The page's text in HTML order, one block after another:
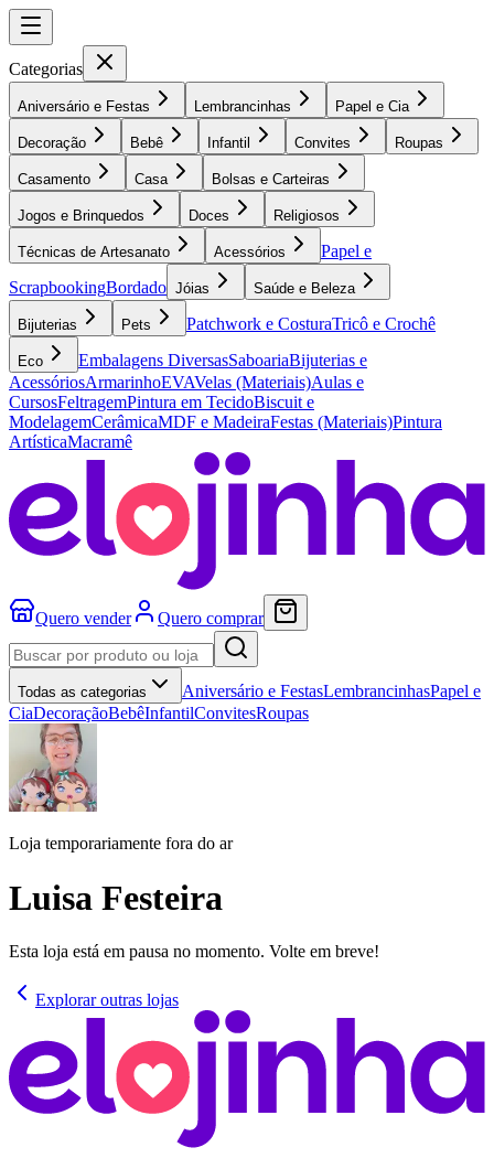
Categorias
Aniversário e Festas Lembrancinhas Papel e Cia
Decoração Bebê Infantil Convites Roupas
Casamento Casa Bolsas e Carteiras
Jogos e Brinquedos Doces Religiosos
Técnicas de Artesanato Acessórios
Papel e
ScrapbookingBordado Jóias Saúde e Beleza
Bijuterias Pets Patchwork e CosturaTricô e Crochê
Eco Embalagens DiversasSaboariaBijuterias e
AcessóriosArmarinhoEVAVelas (Materiais)Aulas e
CursosFeltragemPintura em TecidoBiscuit e
ModelagemCerâmicaMDF e MadeiraFestas (Materiais)Pintura
ArtísticaMacramê
Quero vender Quero comprar
Todas as categorias Aniversário e FestasLembrancinhasPapel e
CiaDecoraçãoBebêInfantilConvitesRoupas
Loja temporariamente fora do ar
Luisa Festeira
Esta loja está em pausa no momento. Volte em breve!
Explorar outras lojas